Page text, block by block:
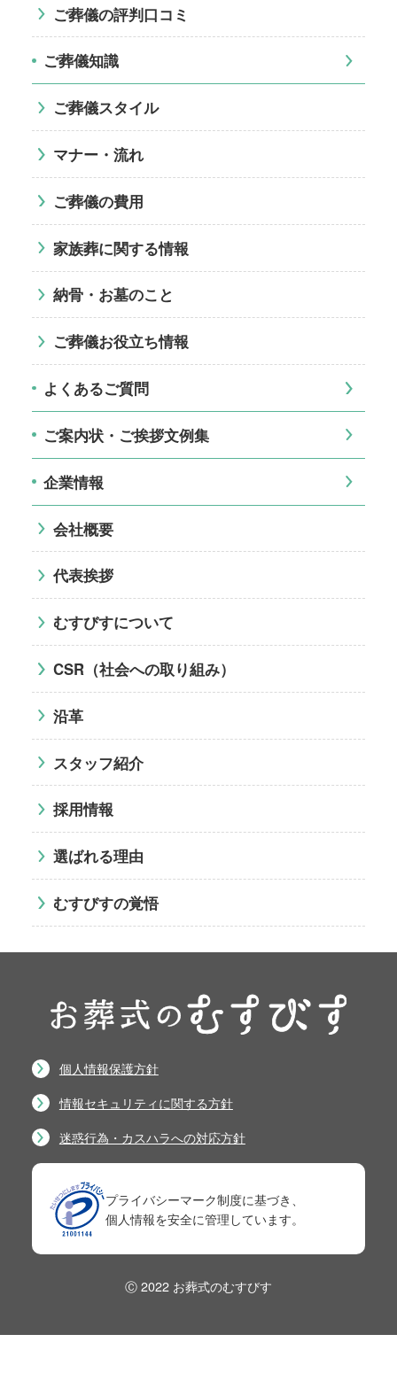
ご葬儀の評判口コミ
ご葬儀知識
ご葬儀スタイル
マナー・流れ
ご葬儀の費用
家族葬に関する情報
納骨・お墓のこと
ご葬儀お役立ち情報
よくあるご質問
ご案内状・ご挨拶文例集
企業情報
会社概要
代表挨拶
むすびすについて
CSR（社会への取り組み）
沿革
スタッフ紹介
採用情報
選ばれる理由
むすびすの覚悟
個人情報保護方針
情報セキュリティに関する方針
迷惑行為・カスハラへの対応方針
プライバシーマーク制度に基づき、
個人情報を安全に管理しています。
Ⓒ 2022 お葬式のむすびす